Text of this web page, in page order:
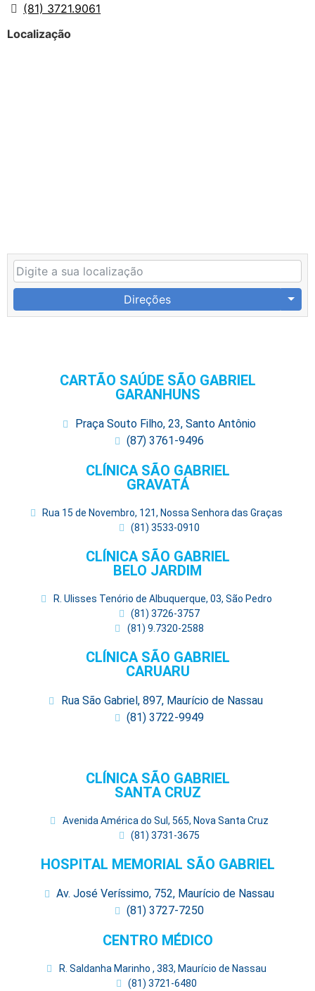
(81) 3721.9061
Localização
Direções
CARTÃO SAÚDE SÃO GABRIEL
GARANHUNS
Praça Souto Filho, 23, Santo Antônio
(87) 3761-9496
CLÍNICA SÃO GABRIEL
GRAVATÁ
Rua 15 de Novembro, 121, Nossa Senhora das Graças
(81) 3533-0910
CLÍNICA SÃO GABRIEL
BELO JARDIM
R. Ulisses Tenório de Albuquerque, 03, São Pedro
(81) 3726-3757
(81) 9.7320-2588
CLÍNICA SÃO GABRIEL
CARUARU
Rua São Gabriel, 897, Maurício de Nassau
(81) 3722-9949
CLÍNICA SÃO GABRIEL
SANTA CRUZ
Avenida América do Sul, 565, Nova Santa Cruz
(81) 3731-3675
HOSPITAL MEMORIAL SÃO GABRIEL
Av. José Veríssimo, 752, Maurício de Nassau
(81) 3727-7250
CENTRO MÉDICO
R. Saldanha Marinho , 383, Maurício de Nassau
(81) 3721-6480